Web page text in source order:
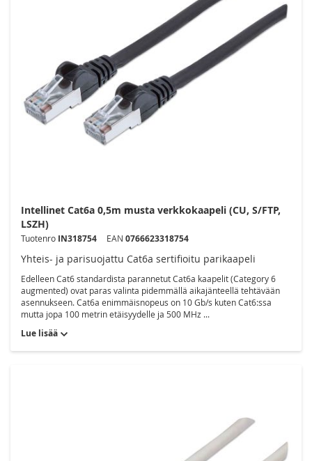
Intellinet Cat6a 0,5m musta verkkokaapeli (CU, S/FTP,
LSZH)
Tuotenro IN318754 EAN 0766623318754
Yhteis- ja parisuojattu Cat6a sertifioitu parikaapeli
Edelleen Cat6 standardista parannetut Cat6a kaapelit (Category 6
augmented) ovat paras valinta pidemmällä aikajänteellä tehtävään
asennukseen. Cat6a enimmäisnopeus on 10 Gb/s kuten Cat6:ssa
mutta jopa 100 metrin etäisyydelle ja 500 MHz ...
Lue lisää